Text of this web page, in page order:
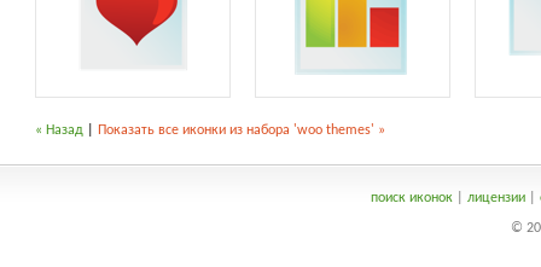
« Назад Показать все иконки из набора 'woo themes' »
поиск иконок| лицензии|
©